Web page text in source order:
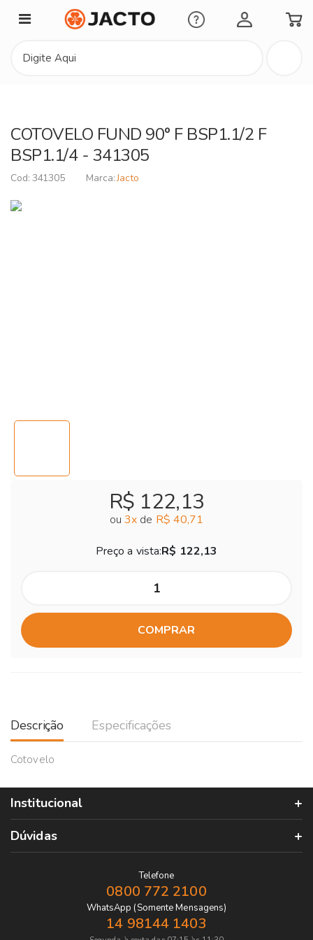
Minha Conta
COTOVELO FUND 90° F BSP1.1/2 F
BSP1.1/4 - 341305
341305 Jacto
R$ 122,13
ou 3x de R$ 40,71
Preço a vista:R$ 122,13
COMPRAR
Descrição Especificações
Cotovelo
Institucional
Dúvidas
Telefone
0800 772 2100
WhatsApp (Somente Mensagens)
14 98144 1403